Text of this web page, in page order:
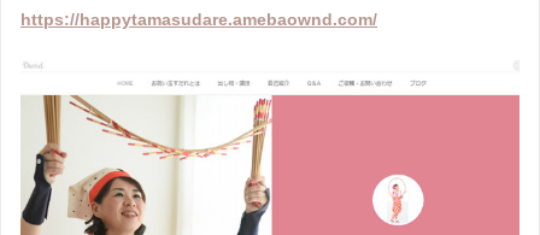
https://happytamasudare.amebaownd.com/